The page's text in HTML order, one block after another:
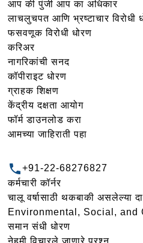
आप की पुंजी आप का अधिकार
लाचलुचपत आणि भ्रष्टाचार विरोधी
फसवणूक विरोधी धोरण
करिअर
नागरिकांची सनद
कॉपीराइट धोरण
ग्राहक शिक्षण
केंद्रीय दक्षता आयोग
फॉर्म डाउनलोड करा
आमच्या जाहिराती पहा
+91-22-68276827
कर्मचारी कॉर्नर
चालू वर्षासाठी थकबाकी असलेल्या
Environmental, Social, and
समान संधी धोरण